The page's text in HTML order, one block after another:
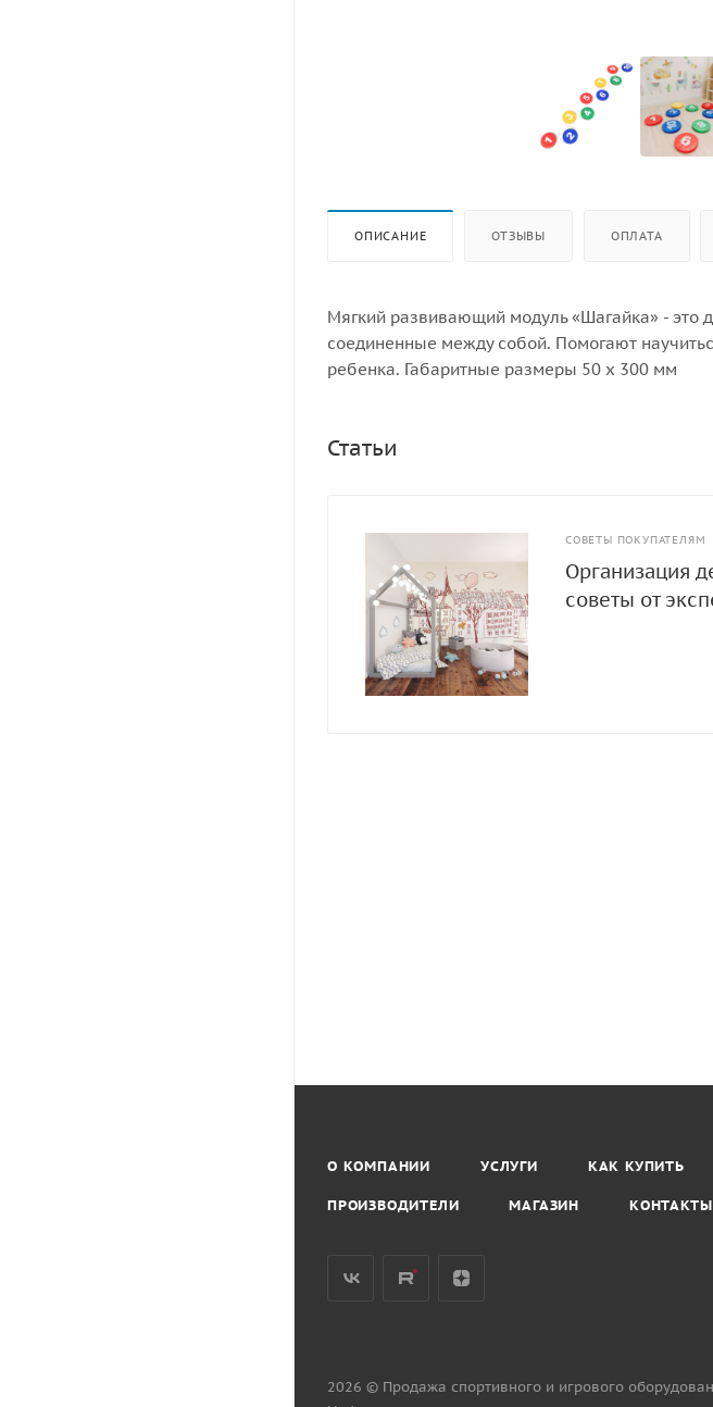
ОПИСАНИЕ ОТЗЫВЫ ОПЛАТА
Мягкий развивающий модуль «Шагайка» - это
соединенные между собой. Помогают
ребенка. Габаритные размеры 50 х 300 мм
Статьи
СОВЕТЫ ПОКУПАТЕЛЯМ
Организация
советы от
О КОМПАНИИ УСЛУГИ КАК КУПИТЬ
ПРОИЗВОДИТЕЛИ МАГАЗИН КОНТАКТЫ
2026 © Продажа спортивного и игрового